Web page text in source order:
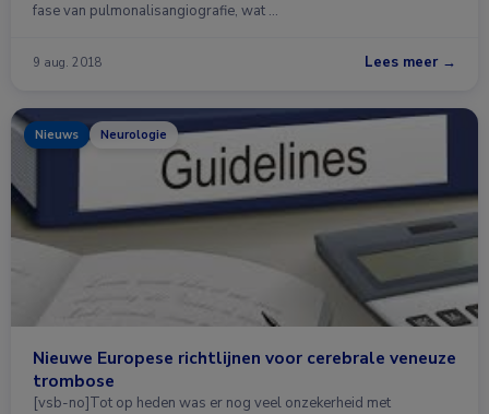
fase van pulmonalisangiografie, wat …
9 aug. 2018 Lees meer →
Nieuws Neurologie
Nieuwe Europese richtlijnen voor cerebrale veneuze
trombose
[vsb-no]Tot op heden was er nog veel onzekerheid met